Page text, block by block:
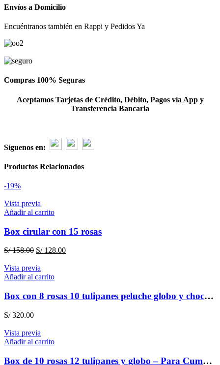
y
cantidad
Envíos a Domicilio
Encuéntranos también en Rappi y Pedidos Ya
Compras 100% Seguras
Aceptamos Tarjetas de Crédito, Débito, Pagos vía App y
Transferencia Bancaria
Síguenos en:
Productos Relacionados
-19%
Vista previa
Añadir al carrito
Box cirular con 15 rosas
S/158.00 El
original
era:
S/128.00El
Vista previa
Añadir al carrito
Box con 8 rosas 10 tulipanes peluche globo y chocolate
S/320.00
Vista previa
Añadir al carrito
Box de 10 rosas 12 tulipanes y globo – Para Cumpleaños